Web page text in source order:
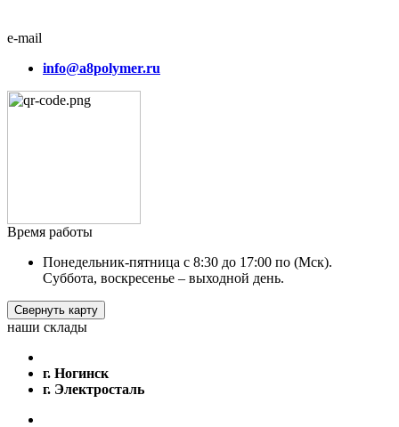
e-mail
info@a8polymer.ru
Время работы
Понедельник-пятница с 8:30 до 17:00 по (Мск).
Суббота, воскресенье – выходной день.
Свернуть карту
наши склады
г. Ногинск
г. Электросталь